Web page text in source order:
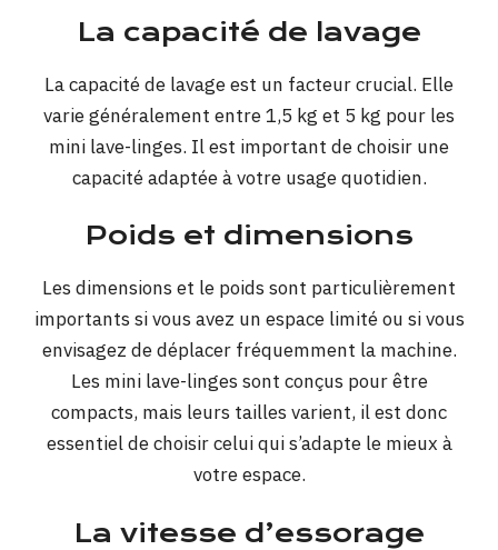
La capacité de lavage
La capacité de lavage est un facteur crucial. Elle
varie généralement entre 1,5 kg et 5 kg pour les
mini lave-linges. Il est important de choisir une
capacité adaptée à votre usage quotidien.
Poids et dimensions
Les dimensions et le poids sont particulièrement
importants si vous avez un espace limité ou si vous
envisagez de déplacer fréquemment la machine.
Les mini lave-linges sont conçus pour être
compacts, mais leurs tailles varient, il est donc
essentiel de choisir celui qui s’adapte le mieux à
votre espace.
La vitesse d’essorage